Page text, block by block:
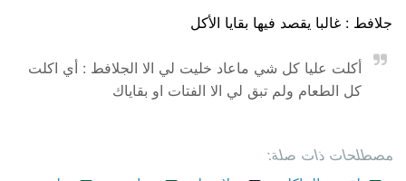
جلافط : غالبا يقصد فيها بقايا الأكل
أكلت عليا كل شي ماعاد خليت لي الا الجلافط : أي اكلت
كل الطعام ولم تبق لي الا الفتات او بقاياك
مصطلحات ذات صلة: